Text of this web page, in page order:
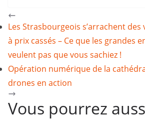
Les Strasbourgeois s’arrachent
à prix cassés – Ce que les grandes
veulent pas que vous sachiez !
Opération numérique de la
drones en action
Vous pourrez